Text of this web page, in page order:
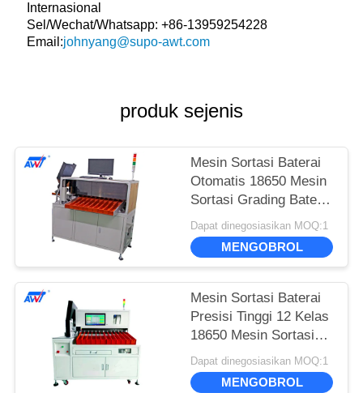
Internasional
Sel/Wechat/Whatsapp: +86-13959254228
Email:johnyang@supo-awt.com
produk sejenis
Mesin Sortasi Baterai
Otomatis 18650 Mesin
Sortasi Grading Baterai
10 kelas
Dapat dinegosiasikan MOQ:1
MENGOBROL
Mesin Sortasi Baterai
Presisi Tinggi 12 Kelas
18650 Mesin Sortasi
Grading Baterai
Dapat dinegosiasikan MOQ:1
MENGOBROL